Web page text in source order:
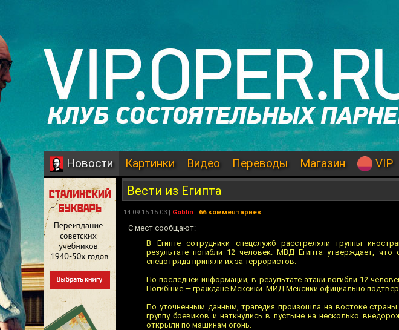
Новости Картинки Видео Переводы Магазин VIP
Вести из Египта
14.09.15 15:03 | Goblin | 66 комментариев
С мест сообщают:
В Египте сотрудники спецслужб расстреляли группы
результате погибли 12 человек. МВД Египта утверждает,
спецотряда приняли их за террористов.
По последней информации, в результате атаки погибли 12
Погибшие — граждане Мексики. МИД Мексики официально
По уточненным данным, трагедия произошла на востоке
группу боевиков и наткнулись в пустыне на несколько
открыли по машинам огонь.